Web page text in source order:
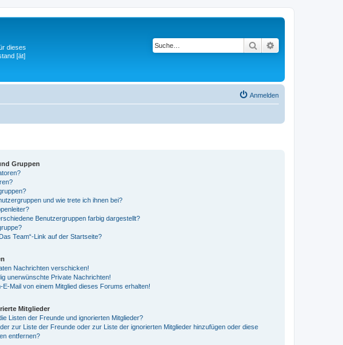
dieses
[ät]
Suche
Anmelden
Gruppen
und wie trete ich ihnen bei?
Benutzergruppen farbig dargestellt?
Team“-Link auf der Startseite?
Nachrichten verschicken!
unerwünschte Private Nachrichten!
E-Mail von einem Mitglied dieses Forums erhalten!
Mitglieder
Listen der Freunde und ignorierten Mitglieder?
zur Liste der Freunde oder zur Liste der ignorierten Mitglieder hinzufügen oder diese
entfernen?